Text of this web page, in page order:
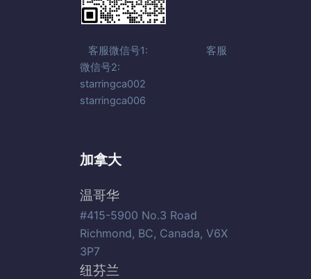
客服微信号1: 客服
微信号2:
starringca002
starringca006
加拿大
温哥华
#415-5900 No.3 Road
Richmond, BC, Canada, V6X
3P7
纽芬兰